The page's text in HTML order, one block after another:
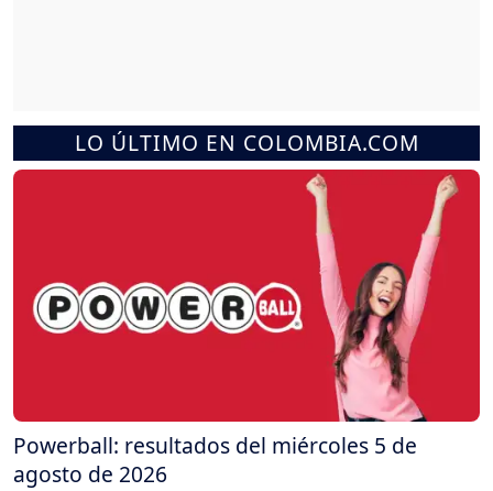
LO ÚLTIMO EN COLOMBIA.COM
Powerball: resultados del miércoles 5 de
agosto de 2026